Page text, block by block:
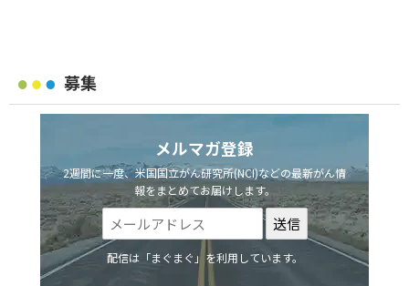
募集
メルマガ登録
2週間に一度、米国国立がん研究所(NCI)などの最新がん情
報をまとめてお届けします。
配信は「まぐまぐ」を利用しています。